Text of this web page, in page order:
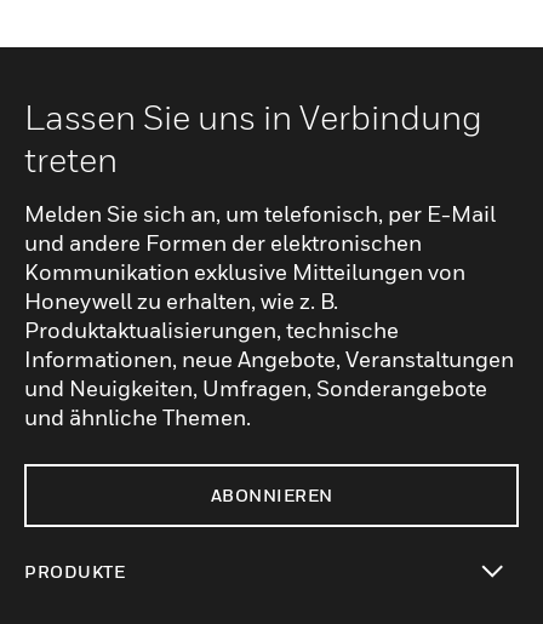
Lassen Sie uns in Verbindung
treten
Melden Sie sich an, um telefonisch, per E-Mail
und andere Formen der elektronischen
Kommunikation exklusive Mitteilungen von
Honeywell zu erhalten, wie z. B.
Produktaktualisierungen, technische
Informationen, neue Angebote, Veranstaltungen
und Neuigkeiten, Umfragen, Sonderangebote
und ähnliche Themen.
ABONNIEREN
PRODUKTE